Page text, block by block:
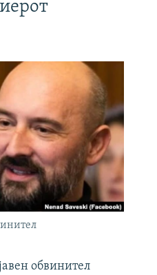
обвинител